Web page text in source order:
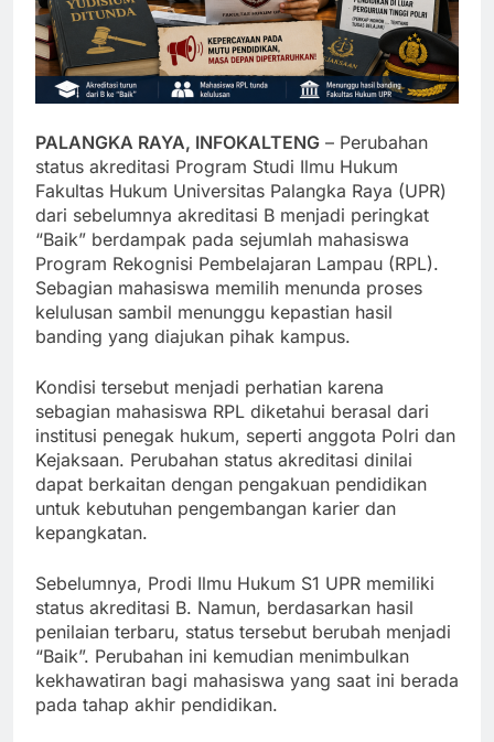
PALANGKA RAYA, INFOKALTENG – Perubahan
status akreditasi Program Studi Ilmu Hukum
Fakultas Hukum Universitas Palangka Raya (UPR)
dari sebelumnya akreditasi B menjadi peringkat
“Baik” berdampak pada sejumlah mahasiswa
Program Rekognisi Pembelajaran Lampau (RPL).
Sebagian mahasiswa memilih menunda proses
kelulusan sambil menunggu kepastian hasil
banding yang diajukan pihak kampus.
Kondisi tersebut menjadi perhatian karena
sebagian mahasiswa RPL diketahui berasal dari
institusi penegak hukum, seperti anggota Polri dan
Kejaksaan. Perubahan status akreditasi dinilai
dapat berkaitan dengan pengakuan pendidikan
untuk kebutuhan pengembangan karier dan
kepangkatan.
Sebelumnya, Prodi Ilmu Hukum S1 UPR memiliki
status akreditasi B. Namun, berdasarkan hasil
penilaian terbaru, status tersebut berubah menjadi
“Baik”. Perubahan ini kemudian menimbulkan
kekhawatiran bagi mahasiswa yang saat ini berada
pada tahap akhir pendidikan.